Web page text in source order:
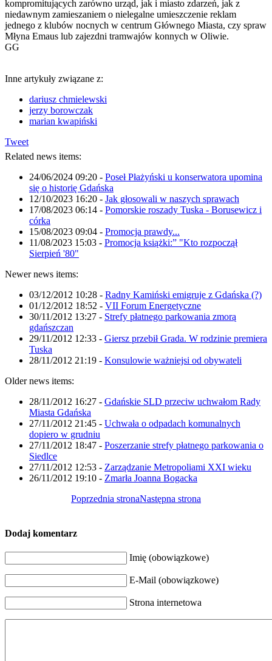
kompromitujących zarówno urząd, jak i miasto zdarzeń, jak z
niedawnym zamieszaniem o nielegalne umieszczenie reklam
jednego z klubów nocnych w centrum Głównego Miasta, czy spraw
Młyna Emaus lub zajezdni tramwajów konnych w Oliwie.
GG
Inne artykuły związane z:
dariusz chmielewski
jerzy borowczak
marian kwapiński
Tweet
Related news items:
24/06/2024 09:20 - Poseł Płażyński u konserwatora upomina
się o historię Gdańska
12/10/2023 16:20 - Jak głosowali w naszych sprawach
17/08/2023 06:14 - Pomorskie roszady Tuska - Borusewicz i
córka
15/08/2023 09:04 - Promocja prawdy...
11/08/2023 15:03 - Promocja książki:” "Kto rozpoczął
Sierpień '80"
Newer news items:
03/12/2012 10:28 - Radny Kamiński emigruje z Gdańska (?)
01/12/2012 18:52 - VII Forum Energetyczne
30/11/2012 13:27 - Strefy płatnego parkowania zmorą
gdańszczan
29/11/2012 12:33 - Giersz przebił Grada. W rodzinie premiera
Tuska
28/11/2012 21:19 - Konsulowie ważniejsi od obywateli
Older news items:
28/11/2012 16:27 - Gdańskie SLD przeciw uchwałom Rady
Miasta Gdańska
27/11/2012 21:45 - Uchwała o odpadach komunalnych
dopiero w grudniu
27/11/2012 18:47 - Poszerzanie strefy płatnego parkowania o
Siedlce
27/11/2012 12:53 - Zarządzanie Metropoliami XXI wieku
26/11/2012 19:10 - Zmarła Joanna Bogacka
Poprzednia stronaNastępna strona
Dodaj komentarz
Imię (obowiązkowe)
E-Mail (obowiązkowe)
Strona internetowa